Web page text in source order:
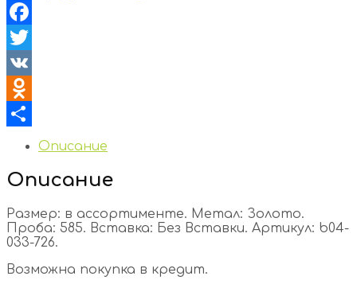
Facebook
Twitter
VK
Odnoklassniki
Отправить
Описание
Описание
Размер: в ассортименте. Метал: Золото.
Проба: 585. Вставка: Без Вставки. Артикул: b04-
033-726.
Возможна покупка в кредит.